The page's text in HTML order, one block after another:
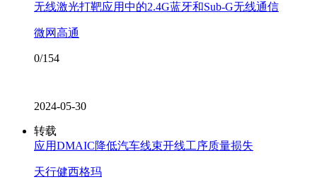
无线激光打靶应用中的2.4G蓝牙和Sub-G无线通信
微网高通
0/154
2024-05-30
转载
应用DMAIC降低汽车线束开线工序质量损失
天行健西格玛